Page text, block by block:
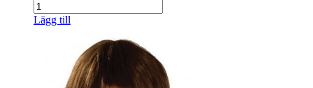
Lägg till